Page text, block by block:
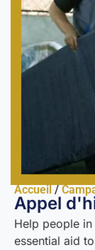
Accueil/
Appel
Help people
essential aid